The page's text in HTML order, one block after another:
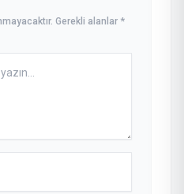
Gerekli alanlar *